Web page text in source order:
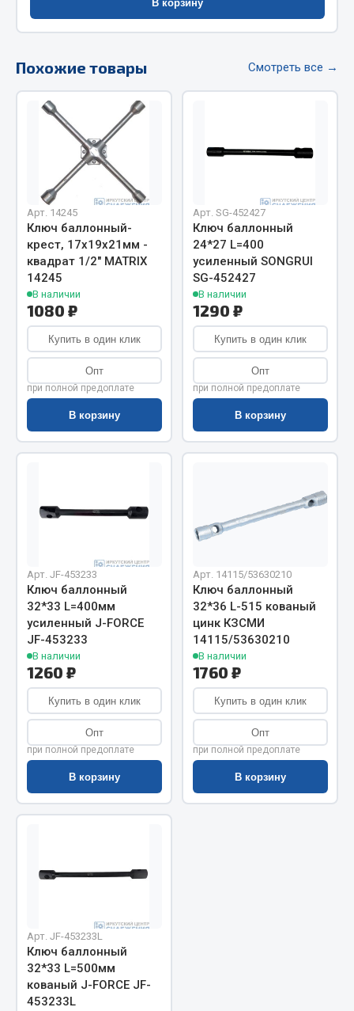
Весь раздел
Кольца уплотнительные
Лента конвейерная
Манжеты
Паронит
Патрубки
Прокладки
Рукава высокого давления
Показать ещё
Весь раздел
Автомобильная электрика
Блоки реле и предохранителей
Выключатели кнопочные
Выключатель массы
Изолента
Весь раздел
Запчасти на полуприцепы
Амортизаторы для полуприцепов
Весь раздел
Система выпуска газа
Система охлаждения
Сцепление
Коробка передач
В корзину
Похожие товары Смотреть все →
Арт. 14245
Ключ баллонный-
крест, 17х19х21мм -
квадрат 1/2" MATRIX
14245
В наличии
1080 ₽
Купить в один клик
Опт
при полной предоплате
В корзину
Арт. SG-452427
Ключ баллонный
24*27 L=400
усиленный SONGRUI
SG-452427
В наличии
1290 ₽
Купить в один клик
Опт
при полной предоплате
В корзину
Арт. JF-453233
Ключ баллонный
32*33 L=400мм
усиленный J-FORCE
JF-453233
В наличии
1260 ₽
Купить в один клик
Опт
при полной предоплате
В корзину
Арт. 14115/53630210
Ключ баллонный
32*36 L-515 кованый
цинк КЗСМИ
14115/53630210
В наличии
1760 ₽
Купить в один клик
Опт
при полной предоплате
В корзину
Арт. JF-453233L
Ключ баллонный
32*33 L=500мм
кованый J-FORCE JF-
453233L